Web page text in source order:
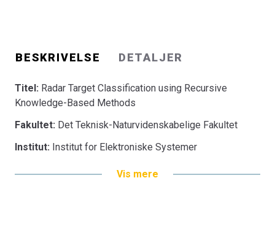
BESKRIVELSE DETALJER
Titel: Radar Target Classification using Recursive
Knowledge-Based Methods
Fakultet: Det Teknisk-Naturvidenskabelige Fakultet
Institut: Institut for Elektroniske Systemer
Vis mere